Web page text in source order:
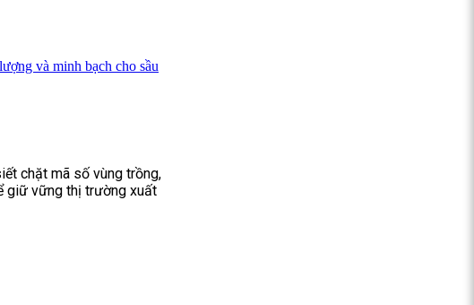
và minh bạch cho sầu
chặt mã số vùng trồng,
giữ vững thị trường xuất